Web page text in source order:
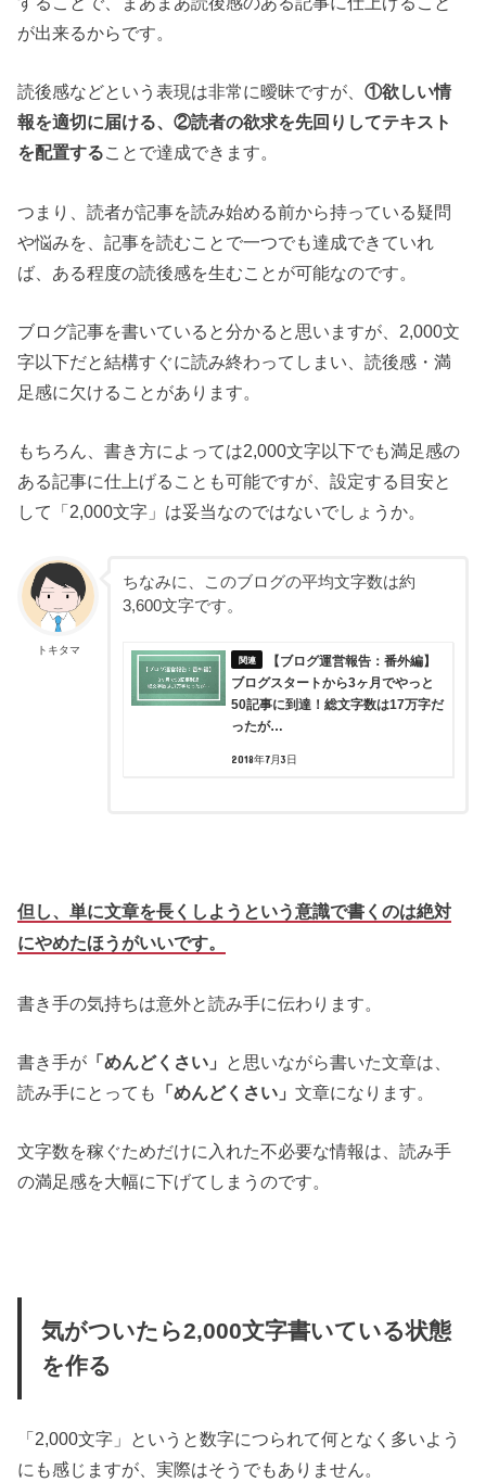
が出来るからです。
読後感などという表現は非常に曖昧ですが、①欲しい情
報を適切に届ける、②読者の欲求を先回りしてテキスト
を配置することで達成できます。
つまり、読者が記事を読み始める前から持っている疑問
や悩みを、記事を読むことで一つでも達成できていれ
ば、ある程度の読後感を生むことが可能なのです。
ブログ記事を書いていると分かると思いますが、2,000文
字以下だと結構すぐに読み終わってしまい、読後感・満
足感に欠けることがあります。
もちろん、書き方によっては2,000文字以下でも満足感の
ある記事に仕上げることも可能ですが、設定する目安と
して「2,000文字」は妥当なのではないでしょうか。
トキタマ
ちなみに、このブログの平均文字数は約
3,600文字です。
【ブログ運営報告：番外編】
ブログスタートから3ヶ月でやっと
50記事に到達！総文字数は17万字だ
ったが…
2018年7月3日
但し、単に文章を長くしようという意識で書くのは絶対
にやめたほうがいいです。
書き手の気持ちは意外と読み手に伝わります。
書き手が 「めんどくさい」 と思いながら書いた文章は、
読み手にとっても
「めんどくさい」文章になります。
文字数を稼ぐためだけに入れた不必要な情報は、読み手
の満足感を大幅に下げてしまうのです。
気がついたら2,000文字書いている状態
を作る
「2,000文字」というと数字につられて何となく多いよう
にも感じますが、実際はそうでもありません。